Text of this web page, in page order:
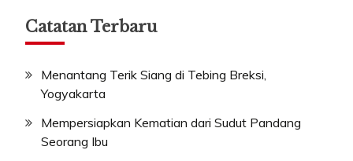
Catatan Terbaru
Menantang Terik Siang di Tebing Breksi,
Yogyakarta
Mempersiapkan Kematian dari Sudut Pandang
Seorang Ibu